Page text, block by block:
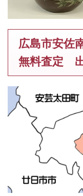
広島市安佐
無料査定